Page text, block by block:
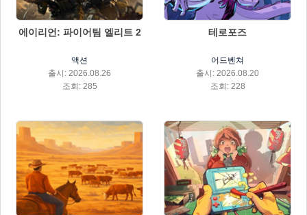
에이리언: 파이어팀 엘리트 2
액션
출시: 2026.08.26
조회: 285
테로포즈
어드벤쳐
출시: 2026.08.20
조회: 228